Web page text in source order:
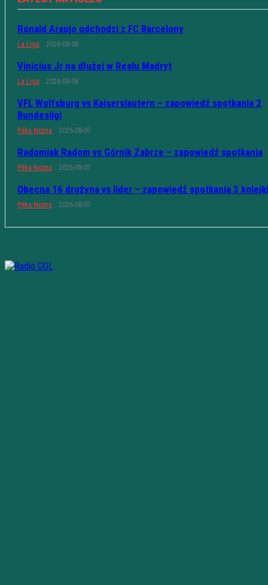
Ronald Araujo odchodzi z FC Barcelony
La Liga 2026-08-08
Vinicius Jr na dłużej w Realu Madryt
La Liga 2026-08-08
VFL Wolfsburg vs Kaiserslautern – zapowiedź spotkania 2
Bundesligi
Piłka Nożna 2026-08-07
Radomiak Radom vs Górnik Zabrze – zapowiedź spotkania
Piłka Nożna 2026-08-07
Obecna 16 drużyna vs lider – zapowiedź spotkania 3 kolejki
Piłka Nożna 2026-08-07